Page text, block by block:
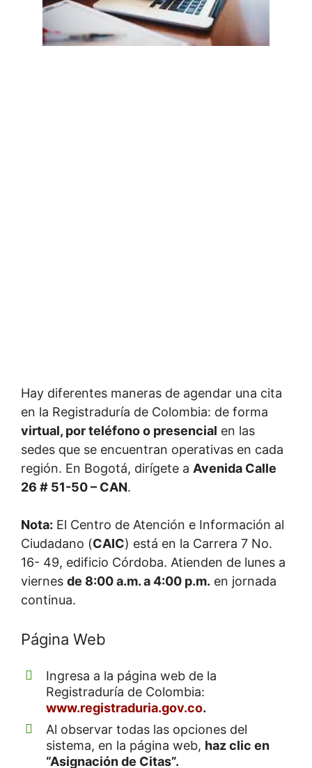
Hay diferentes maneras de agendar una cita
en la Registraduría de Colombia: de forma
virtual, por teléfono o presencial en las
sedes que se encuentran operativas en cada
región. En Bogotá, dirígete a Avenida Calle
26 # 51-50 – CAN.
Nota: El Centro de Atención e Información al
Ciudadano (CAIC) está en la Carrera 7 No.
16- 49, edificio Córdoba. Atienden de lunes a
viernes de 8:00 a.m. a 4:00 p.m. en jornada
continua.
Página Web
Ingresa a la página web de la
Registraduría de Colombia:
www.registraduria.gov.co.
Al observar todas las opciones del
sistema, en la página web, haz clic en
“Asignación de Citas”.